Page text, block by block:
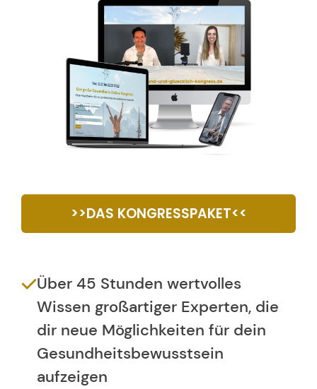
>>DAS KONGRESSPAKET<<
Über 45 Stunden wertvolles
Wissen großartiger Experten, die
dir neue Möglichkeiten für dein
Gesundheitsbewusstsein
aufzeigen